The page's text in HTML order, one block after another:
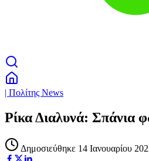
| Πολίτης News
Ρίκα Διαλυνά: Σπάνια
Δημοσιεύθηκε 14 Ιανουαρίου